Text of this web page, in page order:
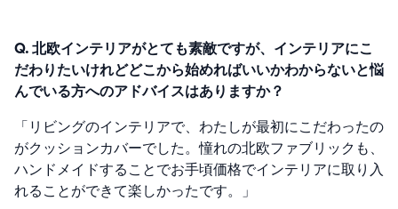
Q. 北欧インテリアがとても素敵ですが、インテリアにこ
だわりたいけれどどこから始めればいいかわからないと悩
んでいる方へのアドバイスはありますか？
「リビングのインテリアで、わたしが最初にこだわったの
がクッションカバーでした。憧れの北欧ファブリックも、
ハンドメイドすることでお手頃価格でインテリアに取り入
れることができて楽しかったです。」